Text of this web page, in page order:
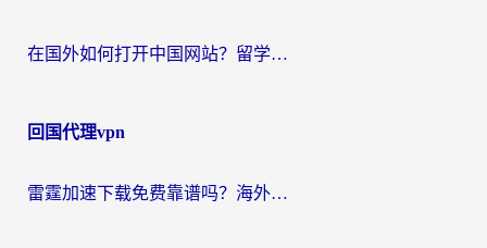
在国外如何打开中国网站？留学生与海外华人的无缝访问指南
回国代理vpn
雷霆加速下载免费靠谱吗？海外党选回国加速器的避坑指南（附热门工具对比）